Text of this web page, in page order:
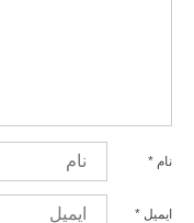
نام *
ایمیل *